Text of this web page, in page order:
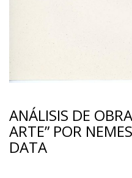
ANÁLISIS DE
ARTE” POR
DATA